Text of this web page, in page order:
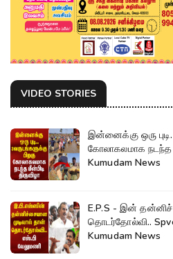
VIDEO STORIES
இன்னைக்கு ஒரு
கோலாகலமாக நடந்த
Kumudam News
E.P.S - இன்
தொடர்தோல்வி.. Spvelumani
Kumudam News